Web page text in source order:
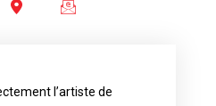
l’artiste de